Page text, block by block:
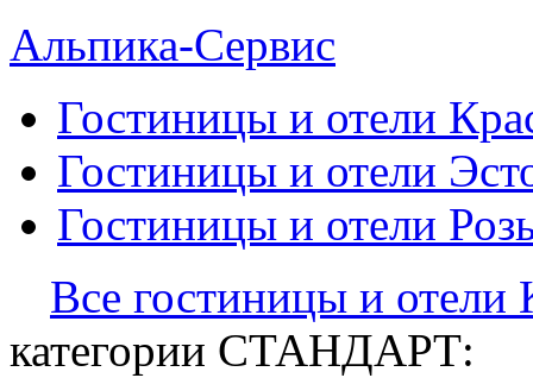
Альпика-Сервис
Гостиницы и отели
Гостиницы и отели
Гостиницы и отели
Все гостиницы и
категории СТАНДАРТ: